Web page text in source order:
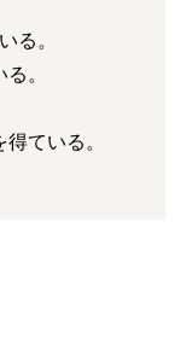
る。
。
ている。